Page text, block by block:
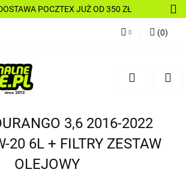
POCZTEX JUŻ OD 350 ZŁ
Zarejestruj się
(0)
3,6 2016-2022
20 6L + FILTRY ZESTAW
OLEJOWY